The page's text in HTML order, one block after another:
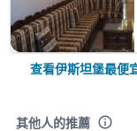
查看伊斯坦堡最便
其他人的推薦